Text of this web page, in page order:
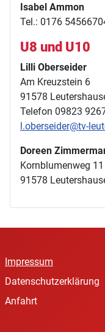
Isabel Ammon
Tel.: 0176
U8 und U10
Lilli Oberseider
Am Kreuzstein 6
91578
Telefon 09823
l.oberseider@tv-
Doreen
Kornblumenweg 11
91578
Impressum
Datenschutzerklärung
Anfahrt